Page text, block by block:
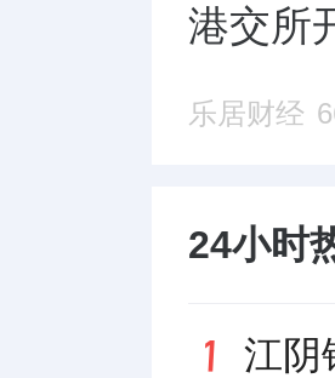
港交所
乐居财经
24小时
江阴